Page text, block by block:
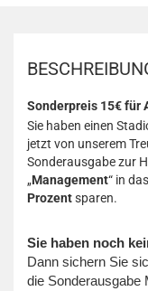
Sonderpreis 15€ für
Sie haben einen
jetzt von unserem
Sonderausgabe zur
„Management“ in
Prozentsparen.
Sie haben noch
Dann sichern Sie
die Sonderausgabe